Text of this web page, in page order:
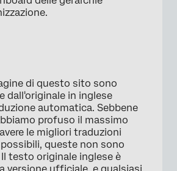
di questo sito sono
dall'originale in inglese
automatica. Sebbene
profuso il massimo
le migliori traduzioni
queste non sono
testo originale inglese è